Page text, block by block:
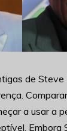
de Steve
a usar a
Embora